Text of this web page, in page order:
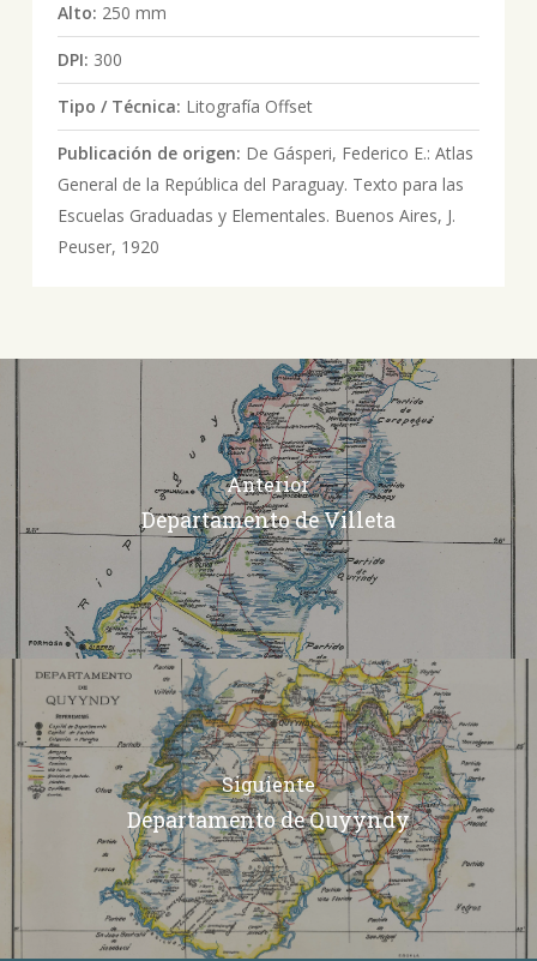
Alto: 250 mm
DPI: 300
Tipo / Técnica: Litografía Offset
Publicación de origen: De Gásperi, Federico E.: Atlas
General de la República del Paraguay. Texto para las
Escuelas Graduadas y Elementales. Buenos Aires, J.
Peuser, 1920
Anterior
Departamento de Villeta
Siguiente
Departamento de Quyyndy